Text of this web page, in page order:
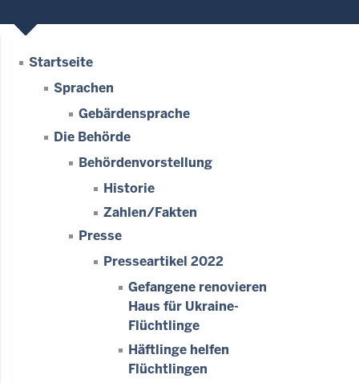
Startseite
Sprachen
Gebärdensprache
Die Behörde
Behördenvorstellung
Historie
Zahlen/Fakten
Presse
Presseartikel 2022
Gefangene renovieren
Haus für Ukraine-
Flüchtlinge
Häftlinge helfen
Flüchtlingen